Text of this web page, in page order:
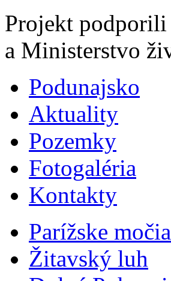
Projekt
a Ministerstvo
Podunajsko
Aktuality
Pozemky
Fotogaléria
Kontakty
Parížske
Žitavský luh